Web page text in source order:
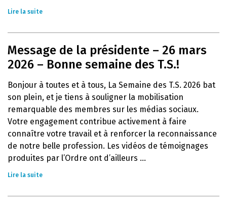
Lire la suite
Message de la présidente – 26 mars
2026 – Bonne semaine des T.S.!
Bonjour à toutes et à tous, La Semaine des T.S. 2026 bat
son plein, et je tiens à souligner la mobilisation
remarquable des membres sur les médias sociaux.
Votre engagement contribue activement à faire
connaître votre travail et à renforcer la reconnaissance
de notre belle profession. Les vidéos de témoignages
produites par l’Ordre ont d’ailleurs ...
Lire la suite